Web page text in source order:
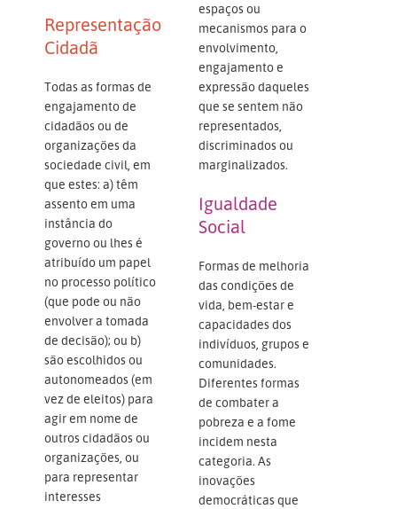
Representação
Cidadã
Todas as formas de
engajamento de
cidadãos ou de
organizações da
sociedade civil, em
que estes: a) têm
assento em uma
instância do
governo ou lhes é
atribuído um papel
no processo político
(que pode ou não
envolver a tomada
de decisão); ou b)
são escolhidos ou
autonomeados (em
vez de eleitos) para
agir em nome de
outros cidadãos ou
organizações, ou
para representar
interesses
espaços ou
mecanismos para o
envolvimento,
engajamento e
expressão daqueles
que se sentem não
representados,
discriminados ou
marginalizados.
Igualdade
Social
Formas de melhoria
das condições de
vida, bem-estar e
capacidades dos
indivíduos, grupos e
comunidades.
Diferentes formas
de combater a
pobreza e a fome
incidem nesta
categoria. As
inovações
democráticas que